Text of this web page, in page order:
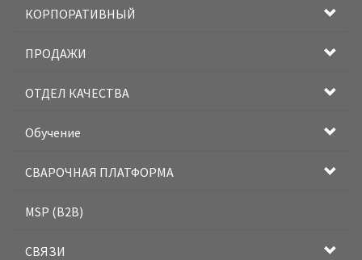
КОРПОРАТИВНЫЙ
ПРОДАЖИ
ОТДЕЛ КАЧЕСТВА
Обучение
СВАРОЧНАЯ ПЛАТФОРМА
MSP (B2B)
СВЯЗИ